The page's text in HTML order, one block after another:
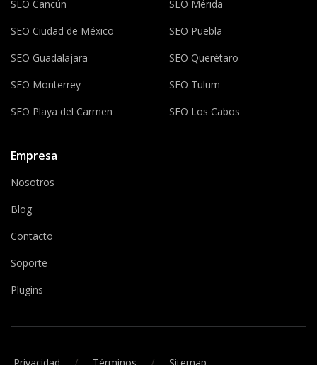
SEO Cancún
SEO Ciudad de México
SEO Guadalajara
SEO Monterrey
SEO Playa del Carmen
SEO Mérida
SEO Puebla
SEO Querétaro
SEO Tulum
SEO Los Cabos
Empresa
Nosotros
Blog
Contacto
Soporte
Plugins